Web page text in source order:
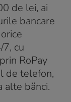
de lei, ai
bancare
cu
RoPay
de telefon,
alte bănci.